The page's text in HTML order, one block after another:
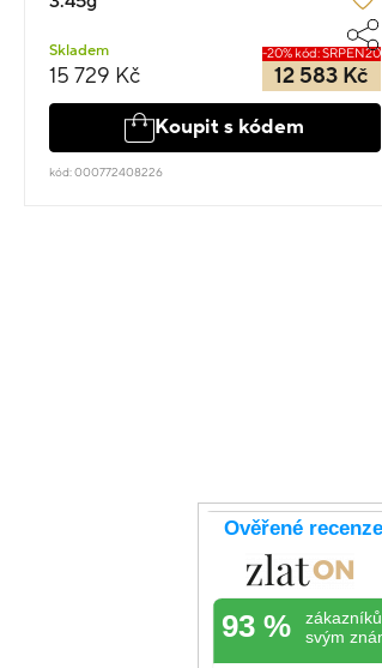
Skladem
15 729 Kč
-20% kód: SRPEN20
12 583 Kč
Koupit s kódem
kód: 000772408226